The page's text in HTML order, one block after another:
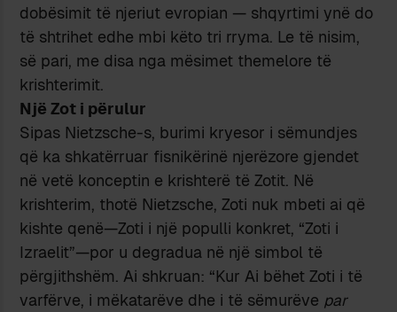
dobësimit të njeriut evropian — shqyrtimi ynë do
të shtrihet edhe mbi këto tri rryma. Le të nisim,
së pari, me disa nga mësimet themelore të
krishterimit.
Një Zot i përulur
Sipas Nietzsche-s, burimi kryesor i sëmundjes
që ka shkatërruar fisnikërinë njerëzore gjendet
në vetë konceptin e krishterë të Zotit. Në
krishterim, thotë Nietzsche, Zoti nuk mbeti ai që
kishte qenë—Zoti i një populli konkret, “Zoti i
Izraelit”—por u degradua në një simbol të
përgjithshëm. Ai shkruan: “Kur Ai bëhet Zoti i të
varfërve, i mëkatarëve dhe i të sëmurëve par